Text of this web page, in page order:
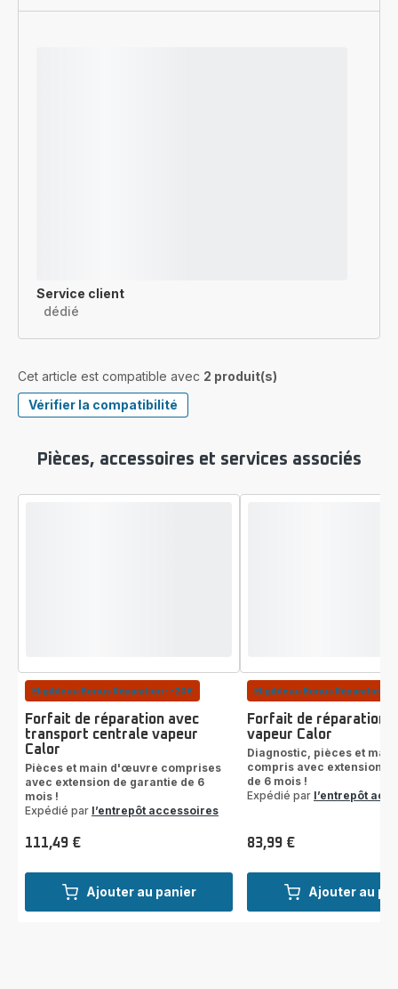
Service client
dédié
Cet article est compatible avec 2 produit(s)
Vérifier la compatibilité
Pièces, accessoires et services associés
Ajouter au panier
Eligible au Bonus Réparation : -20€
Forfait de réparation avec
transport centrale vapeur
Calor
Pièces et main d'œuvre comprises
avec extension de garantie de 6
mois !
Expédié par l’entrepôt accessoires
Prix
111,49 €
Ajouter au
Eligible au Bonus Réparation :
Forfait de réparation
vapeur Calor
Diagnostic, pièces et
compris avec extension
de 6 mois !
Expédié par l’entrepôt
Prix
83,99 €